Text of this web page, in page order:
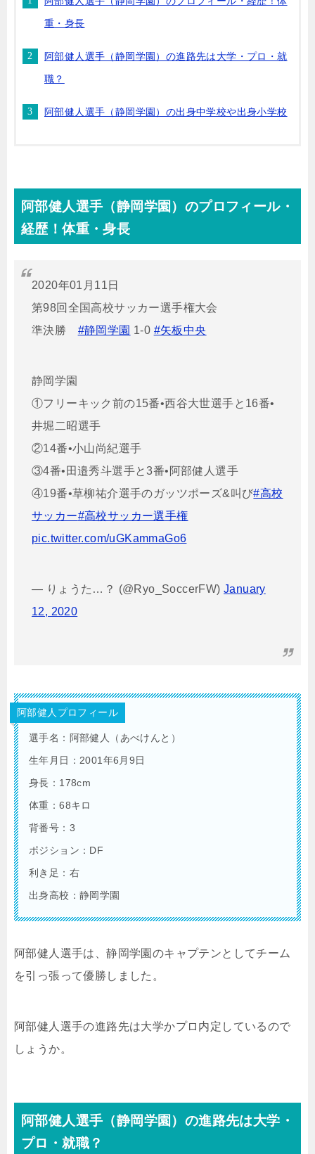
重・身長
阿部健人選手（静岡学園）の進路先は大学・プロ・就
職？
阿部健人選手（静岡学園）の出身中学校や出身小学校
阿部健人選手（静岡学園）のプロフィール・
経歴！体重・身長
2020年01月11日
第98回全国高校サッカー選手権大会
準決勝 #静岡学園 1-0 #矢板中央
静岡学園
①フリーキック前の15番•西谷大世選手と16番•
井堀二昭選手
②14番•小山尚紀選手
③4番•田邉秀斗選手と3番•阿部健人選手
④19番•草柳祐介選手のガッツポーズ&叫び#高校
サッカー#高校サッカー選手権
pic.twitter.com/uGKammaGo6
— りょうた…？ (@Ryo_SoccerFW) January
12, 2020
阿部健人プロフィール
選手名：阿部健人（あべけんと）
生年月日：2001年6月9日
身長：178cm
体重：68キロ
背番号：3
ポジション：DF
利き足：右
出身高校：静岡学園
阿部健人選手は、静岡学園のキャプテンとしてチーム
を引っ張って優勝しました。
阿部健人選手の進路先は大学かプロ内定しているので
しょうか。
阿部健人選手（静岡学園）の進路先は大学・
プロ・就職？